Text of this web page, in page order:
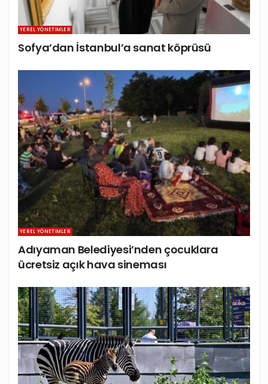
YEREL YÖNETIMLER
Sofya’dan İstanbul’a sanat köprüsü
YEREL YÖNETIMLER
Adıyaman Belediyesi’nden çocuklara
ücretsiz açık hava sineması